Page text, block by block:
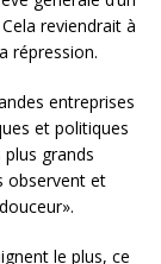
reviendrait à
répression.
entreprises
et politiques
grands
observent et
le plus, ce